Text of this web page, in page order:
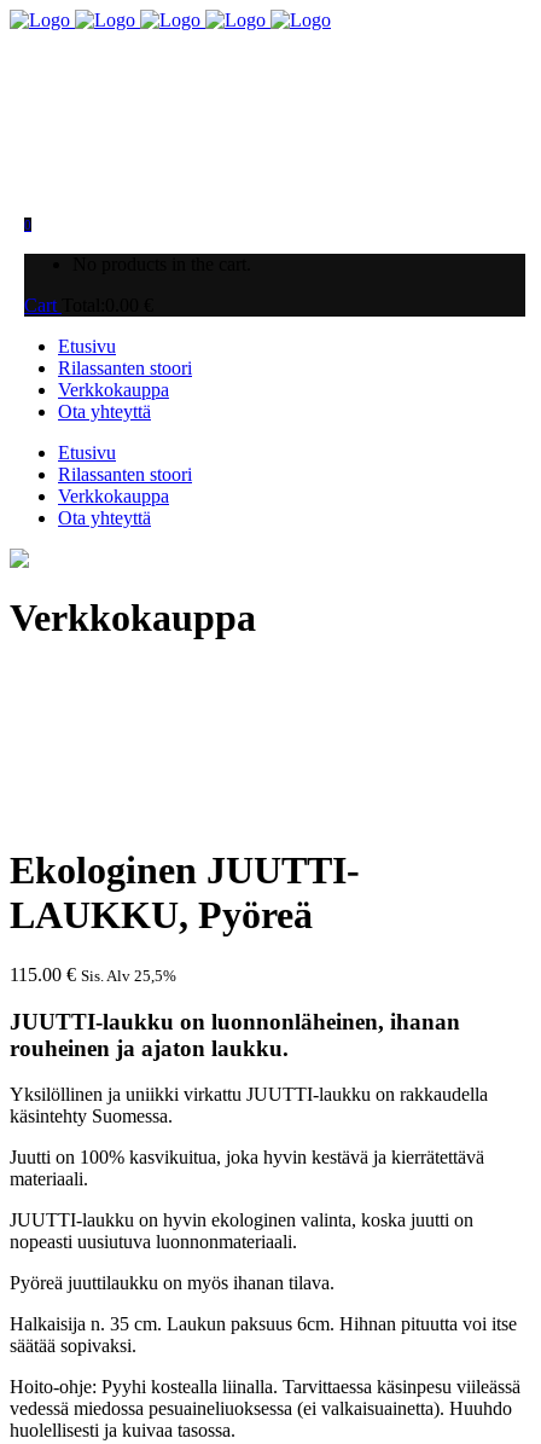
0
Cart
Etusivu
Rilassanten stoori
Verkkokauppa
Ota yhteyttä
Etusivu
Rilassanten stoori
Verkkokauppa
Ota yhteyttä
Verkkokauppa
Ekologinen JUUTTI-
LAUKKU, Pyöreä
115.00 € Sis. Alv 25,5%
JUUTTI-laukku on luonnonläheinen, ihanan
rouheinen ja ajaton laukku.
Yksilöllinen ja uniikki virkattu JUUTTI-laukku on rakkaudella
käsintehty Suomessa.
Juutti on 100% kasvikuitua, joka hyvin kestävä ja kierrätettävä
materiaali.
JUUTTI-laukku on hyvin ekologinen valinta, koska juutti on
nopeasti uusiutuva luonnonmateriaali.
Pyöreä juuttilaukku on myös ihanan tilava.
Halkaisija n. 35 cm. Laukun paksuus 6cm. Hihnan pituutta voi itse
säätää sopivaksi.
Hoito-ohje: Pyyhi kostealla liinalla. Tarvittaessa käsinpesu viileässä
vedessä miedossa pesuaineliuoksessa (ei valkaisuainetta). Huuhdo
huolellisesti ja kuivaa tasossa.